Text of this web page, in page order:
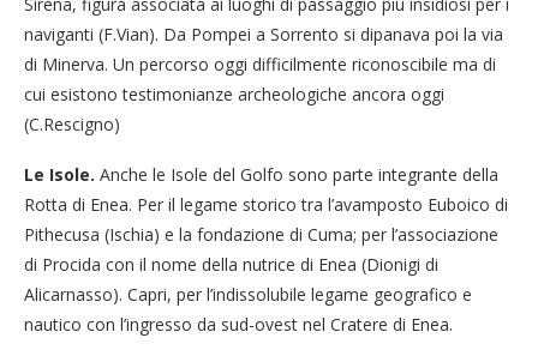
naviganti (F.Vian). Da Pompei a Sorrento si dipanava poi la via
di Minerva. Un percorso oggi difficilmente riconoscibile ma di
cui esistono testimonianze archeologiche ancora oggi
(C.Rescigno)
Le Isole. Anche le Isole del Golfo sono parte integrante della
Rotta di Enea. Per il legame storico tra l’avamposto Euboico di
Pithecusa (Ischia) e la fondazione di Cuma; per l’associazione
di Procida con il nome della nutrice di Enea (Dionigi di
Alicarnasso). Capri, per l’indissolubile legame geografico e
nautico con l’ingresso da sud-ovest nel Cratere di Enea.